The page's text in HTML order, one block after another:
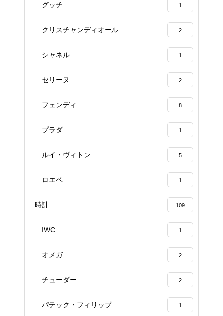
グッチ 1
クリスチャンディオール 2
シャネル 1
セリーヌ 2
フェンディ 8
プラダ 1
ルイ・ヴィトン 5
ロエベ 1
時計 109
IWC 1
オメガ 2
チューダー 2
パテック・フィリップ 1